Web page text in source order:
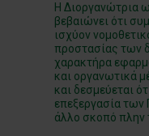
Η Διοργανώτρια
βεβαιώνει ότι
ισχύον
προστασίας των
χαρακτήρα
και οργανωτικά
και δεσμεύεται
επεξεργασία
άλλο σκοπό πλην